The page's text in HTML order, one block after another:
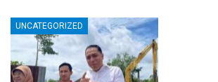
UNCATEGORIZED